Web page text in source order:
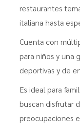
restaurantes
italiana hasta
Cuenta con
para niños y una
deportivas y de
Es ideal para
buscan disfrutar
preocupaciones